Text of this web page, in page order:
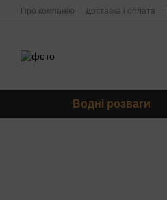
Перейти до основного контенту
Про компанію Доставка і оплата
Водні розваги